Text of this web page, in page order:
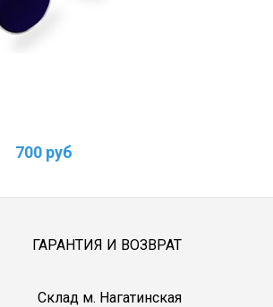
700 руб
ГАРАНТИЯ И ВОЗВРАТ
Cклад м. Нагатинская